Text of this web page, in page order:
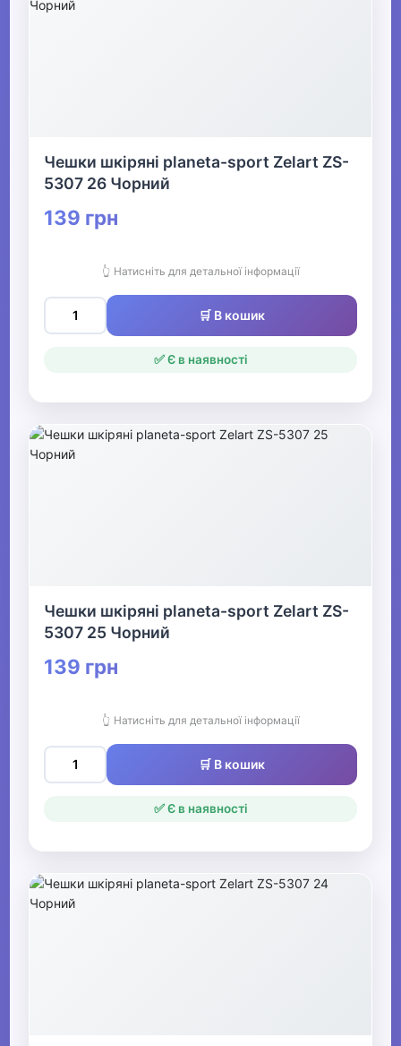
Чешки шкіряні planeta-sport Zelart ZS-
5307 26 Чорний
139 грн
👆 Натисніть для детальної інформації
🛒 В кошик
✅ Є в наявності
Чешки шкіряні planeta-sport Zelart ZS-
5307 25 Чорний
139 грн
👆 Натисніть для детальної інформації
🛒 В кошик
✅ Є в наявності